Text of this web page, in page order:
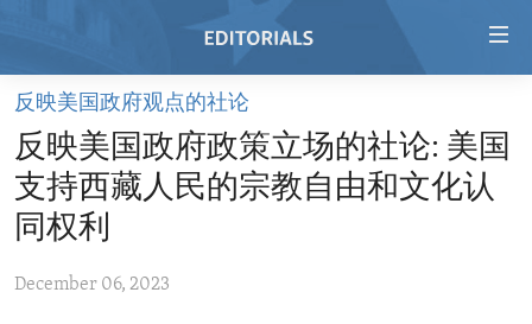
Skip
main
content
Skip
main
HOME
VIDEO
RADIO
TOPICS
反映美国政府观点的社论
反映美国政府政策立场的社论: 美国
支持西藏人民的宗教自由和文化认
同权利
December 06, 2023